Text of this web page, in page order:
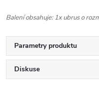
Balení obsahuje: 1x ubrus o
Parametry produktu
Diskuse